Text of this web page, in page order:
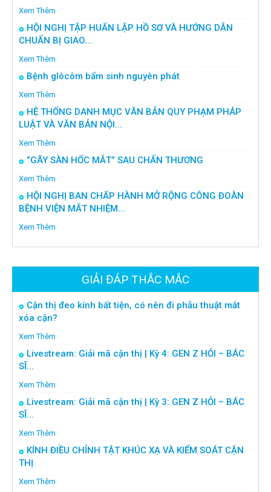
Xem Thêm
HỘI NGHỊ TẬP HUẤN LẬP HỒ SƠ VÀ HƯỚNG DẪN
CHUẨN BỊ GIAO...
Xem Thêm
Bệnh glôcôm bẩm sinh nguyên phát
Xem Thêm
HỆ THỐNG DANH MỤC VĂN BẢN QUY PHẠM PHÁP
LUẬT VÀ VĂN BẢN NỘI...
Xem Thêm
“GÃY SÀN HỐC MẮT” SAU CHẤN THƯƠNG
Xem Thêm
HỘI NGHỊ BAN CHẤP HÀNH MỞ RỘNG CÔNG ĐOÀN
BỆNH VIỆN MẮT NHIỆM...
Xem Thêm
GIẢI ĐÁP THẮC MẮC
Cận thị đeo kính bất tiện, có nên đi phẫu thuật mắt
xóa cận?
Xem Thêm
Livestream: Giải mã cận thị | Kỳ 4: GEN Z HỎI – BÁC
SĨ...
Xem Thêm
Livestream: Giải mã cận thị | Kỳ 3: GEN Z HỎI – BÁC
SĨ...
Xem Thêm
KÍNH ĐIỀU CHỈNH TẬT KHÚC XẠ VÀ KIỂM SOÁT CẬN
THỊ
Xem Thêm